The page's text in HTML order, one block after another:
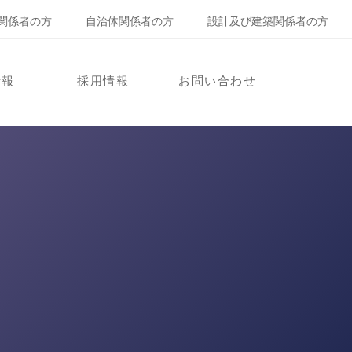
係者の方 自治体関係者の方 設計及び建築関係者の方
採用情報 お問い合わせ